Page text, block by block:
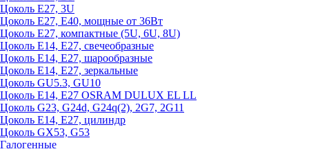
Цоколь Е27, 3U
Цоколь Е27, Е40, мощные от 36Вт
Цоколь Е27, компактные (5U, 6U, 8U)
Цоколь Е14, Е27, свечеобразные
Цоколь Е14, Е27, шарообразные
Цоколь Е14, Е27, зеркальные
Цоколь GU5.3, GU10
Цоколь Е14, Е27 OSRAM DULUX EL LL
Цоколь G23, G24d, G24q(2), 2G7, 2G11
Цоколь Е14, Е27, цилиндр
Цоколь GX53, G53
Галогенные